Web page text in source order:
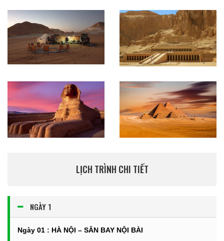
LỊCH TRÌNH CHI TIẾT
NGÀY 1
Ngày 01 : HÀ NỘI – SÂN BAY NỘI BÀI